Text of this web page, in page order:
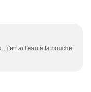
j'en ai l'eau à la bouche